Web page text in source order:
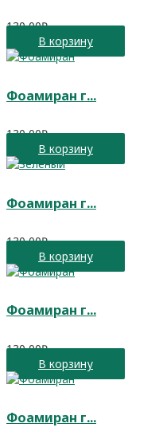
130,00₽
В корзину
Фоамиран г...
130,00₽
В корзину
Фоамиран г...
130,00₽
В корзину
Фоамиран г...
130,00₽
В корзину
Фоамиран г...